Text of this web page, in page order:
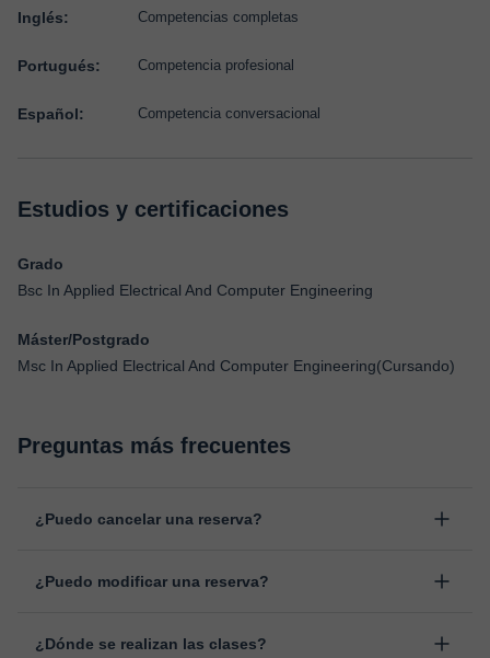
Inglés: Competencias completas
Portugués: Competencia profesional
Español: Competencia conversacional
Estudios y certificaciones
Grado
Bsc In Applied Electrical And Computer Engineering
Máster/Postgrado
Msc In Applied Electrical And Computer Engineering(Cursando)
Preguntas más frecuentes
¿Puedo cancelar una reserva?
antes de la clase, indicando el motivo de cancelación.
¿Puedo modificar una reserva?
cambiar la hora o el día de clase. Puedes hacerlo desde tu área
¿Dónde se realizan las clases?